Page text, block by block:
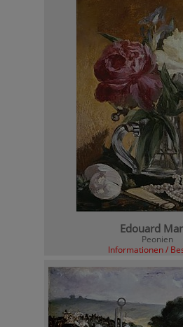
Edouard
Peonien
Informationen /